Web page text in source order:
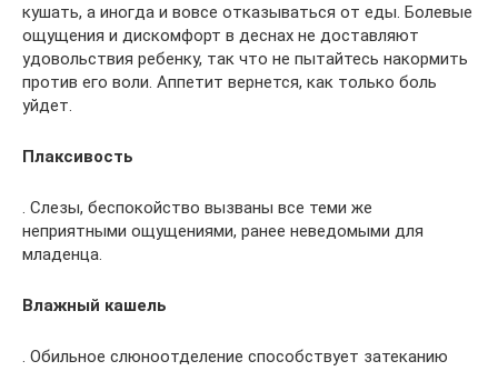
кушать, а иногда и вовсе отказываться от еды. Болевые
ощущения и дискомфорт в деснах не доставляют
удовольствия ребенку, так что не пытайтесь накормить
против его воли. Аппетит вернется, как только боль
уйдет.
Плаксивость
. Слезы, беспокойство вызваны все теми же
неприятными ощущениями, ранее неведомыми для
младенца.
Влажный кашель
. Обильное слюноотделение способствует затеканию